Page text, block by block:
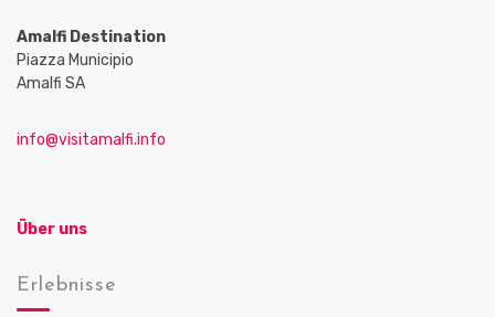
Amalfi Destination
Piazza Municipio
Amalfi SA
info@visitamalfi.info
Über uns
Erlebnisse